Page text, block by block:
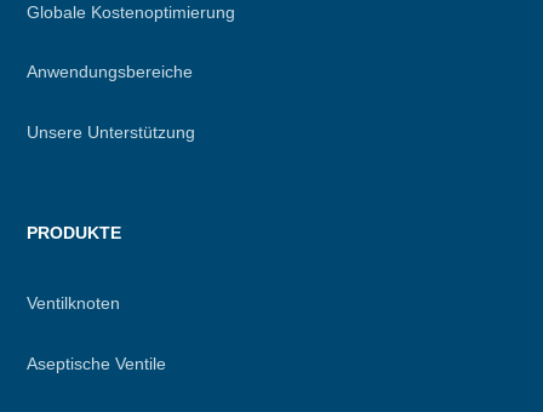
Globale Kostenoptimierung
Anwendungsbereiche
Unsere Unterstützung
PRODUKTE
Ventilknoten
Aseptische Ventile